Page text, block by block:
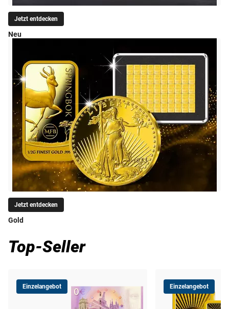
Jetzt entdecken
Neu
Jetzt entdecken
Gold
Top-Seller
Einzelangebot Einzelangebot